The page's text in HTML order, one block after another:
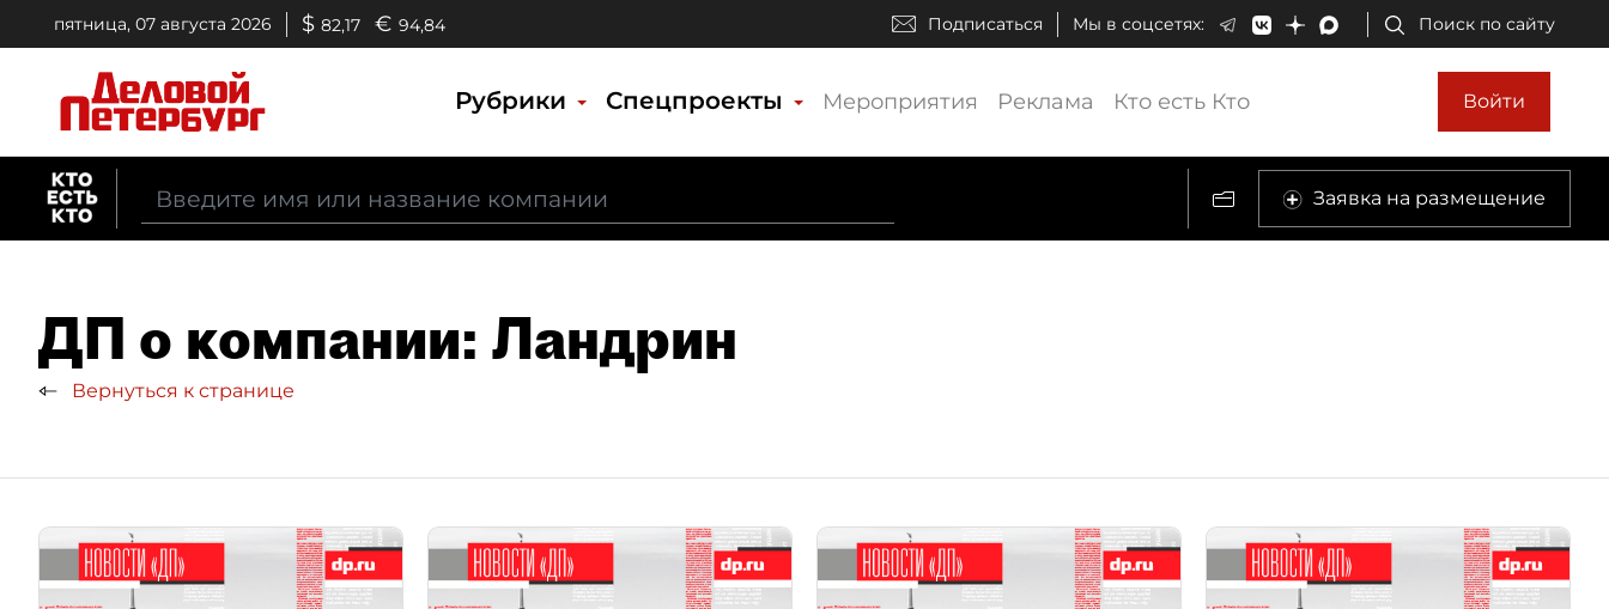
пятница, 07 августа 2026 $ 82,17 € 94,84 Подписаться Мы в соцсетях: Поиск по сайту
Рубрики Спецпроекты Мероприятия Реклама Кто есть Кто Войти
Заявка на размещение
ДП о компании: Ландрин
Вернуться к странице